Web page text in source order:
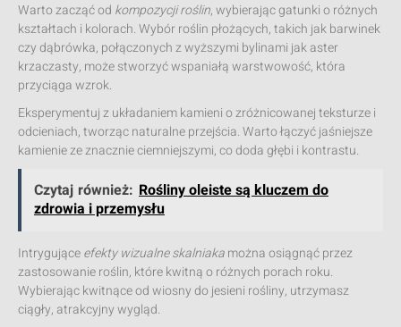
Warto zacząć od kompozycji roślin, wybierając gatunki o różnych
kształtach i kolorach. Wybór roślin płożących, takich jak barwinek
czy dąbrówka, połączonych z wyższymi bylinami jak aster
krzaczasty, może stworzyć wspaniałą warstwowość, która
przyciąga wzrok.
Eksperymentuj z układaniem kamieni o zróżnicowanej teksturze i
odcieniach, tworząc naturalne przejścia. Warto łączyć jaśniejsze
kamienie ze znacznie ciemniejszymi, co doda głębi i kontrastu.
Czytaj również: Rośliny oleiste są kluczem do
zdrowia i przemysłu
Intrygująceefekty wizualne skalniakamożna osiągnąć przez
zastosowanie roślin, które kwitną o różnych porach roku.
Wybierając kwitnące od wiosny do jesieni rośliny, utrzymasz
ciągły, atrakcyjny wygląd.